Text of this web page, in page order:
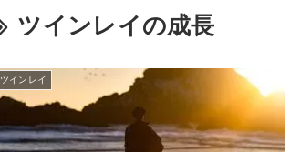
ツインレイの成長
ツインレイ